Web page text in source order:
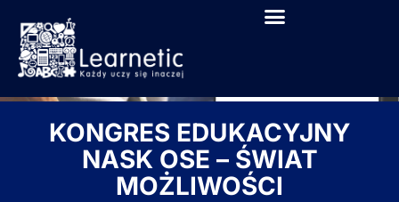
KONGRES EDUKACYJNY
NASK OSE – ŚWIAT
MOŻLIWOŚCI